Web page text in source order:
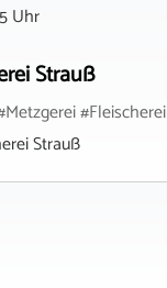
Uhr
Strauß
#Fleischerei
Strauß